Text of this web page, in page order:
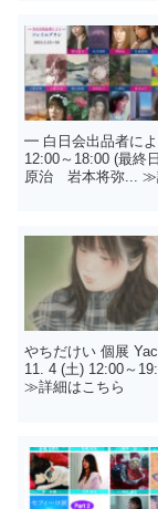
━ 白日会出品者による ━ ソレイユブラン 2024. 3.
12:00～18:00 (最終日は17:00閉廊) 出
原治 岩本将弥... ≫
やちだけい 個展 YachidaKei Solo Exhibition 2023. 10 .30 (月) →
11. 4 (土) 12:00～19:00 (最終日17:00閉廊) ●1990群馬県生まれ ●...
≫詳細はこちら